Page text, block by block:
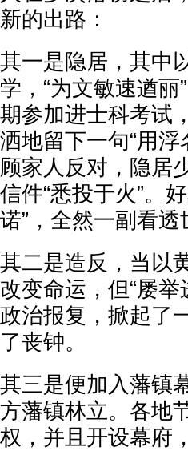
新的出路：
其一是隐居，其中
学，“为文敏速遒
期参加进士科考试
洒地留下一句“用
顾家人反对，隐居
信件“悉投于火”。
诺”，全然一副看透
其二是造反，当以
改变命运，但“屡
政治报复，掀起了
了丧钟。
其三是便加入藩镇
方藩镇林立。各地
权，并且开设幕府